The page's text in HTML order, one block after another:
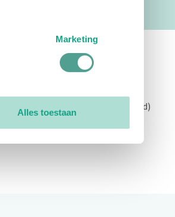
Marketing
Alles toestaan
Open: 09:00 - 12:30 (alleen ochtend)